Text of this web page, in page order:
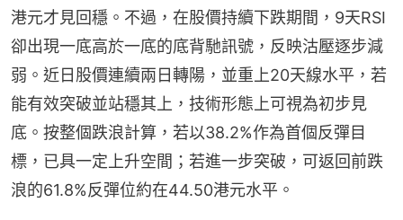
港元才見回穩。不過，在股價持續下跌期間，9天RSI
卻出現一底高於一底的底背馳訊號，反映沽壓逐步減
弱。近日股價連續兩日轉陽，並重上20天線水平，若
能有效突破並站穩其上，技術形態上可視為初步見
底。按整個跌浪計算，若以38.2%作為首個反彈目
標，已具一定上升空間；若進一步突破，可返回前跌
浪的61.8%反彈位約在44.50港元水平。